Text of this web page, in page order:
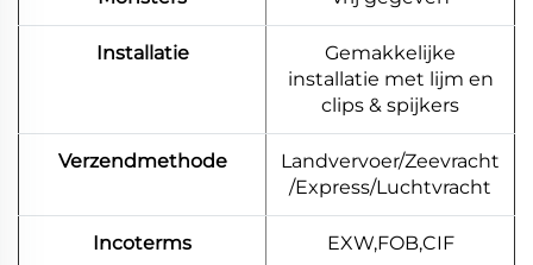
Installatie
Gemakkelijke
installatie met lijm en
clips & spijkers
Verzendmethode
Landvervoer/Zeevracht
/Express/Luchtvracht
Incoterms EXW,FOB,CIF